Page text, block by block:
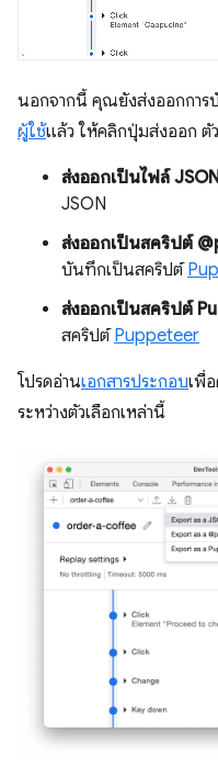
นอกจากนี้ คุณยังส่งออกการ
ผู้ใช้แล้ว ให้คลิกปุ่มส่งออก ตั
ส่งออกเป็นไฟล์
JSON
ส่งออกเป็นสคริปต์
บันทึกเป็นสคริปต์
ส่งออกเป็นสคริปต์
สคริปต์Puppeteer
โปรดอ่านเอกสารประกอบเพื่
ระหว่างตัวเลือกเหล่านี้